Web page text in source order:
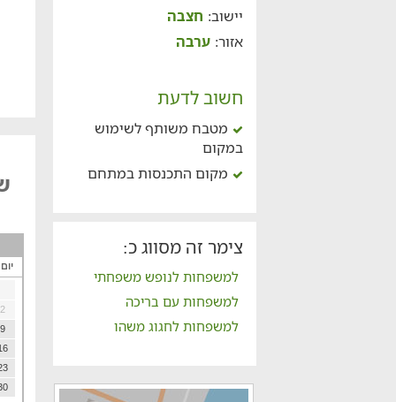
יישוב: חצבה
אזור: ערבה
חשוב לדעת
מטבח משותף לשימוש
במקום
מקום התכנסות במתחם
צימר זה מסווג כ:
למשפחות לנופש משפחתי
למשפחות עם בריכה
למשפחות לחגוג משהו
2
9